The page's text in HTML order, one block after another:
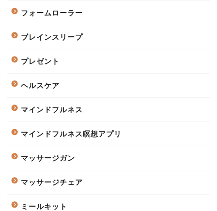
フォームローラー
ブレインスリープ
プレゼント
ヘルスケア
マインドフルネス
マインドフルネス瞑想アプリ
マッサージガン
マッサージチェア
ミールキット